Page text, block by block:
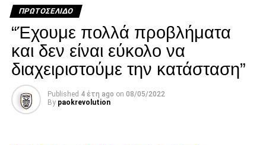
«κεραυνό» του Λαχούντ έξω από την περιοχή, που
πέρασε δίπλα από το κάθετο δοκάρι!
Διπλό λάθος Μιχαηλίδη, χαμένο πέναλτι από τον
Μαϊντέβατς
ADVERTISEMENT
ΠΡΩΤΟΣΈΛΙΔΟ
“Έχουμε πολλά προβλήματα
και δεν είναι εύκολο να
διαχειριστούμε την κατάσταση”
Published 4 έτη ago on 08/05/2022
By paokrevolution